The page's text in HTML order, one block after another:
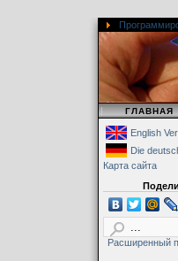
| ГЛАВНАЯ
English
Die
Карта сайта
Расширенный